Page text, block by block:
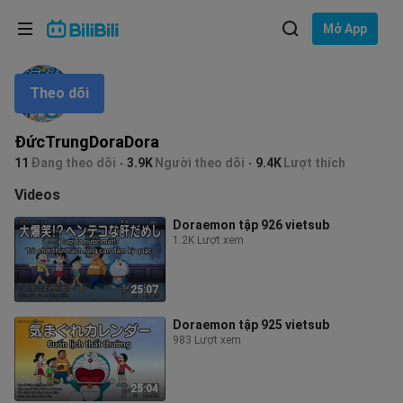
Mở App
ĐứcTrungDoraDora
11 Đang theo dõi 3.9K Người theo dõi 9.4K Lượt thích
Theo dõi
Videos
25:07
Doraemon tập 926 vietsub
1.2K Lượt xem
25:04
Doraemon tập 925 vietsub
983 Lượt xem
Ngôn ngữ: Tiếng Việt
Lựa chọn ngôn ngữ
English
ภาษาไทย
Tiếng Việt
Bahasa Melayu